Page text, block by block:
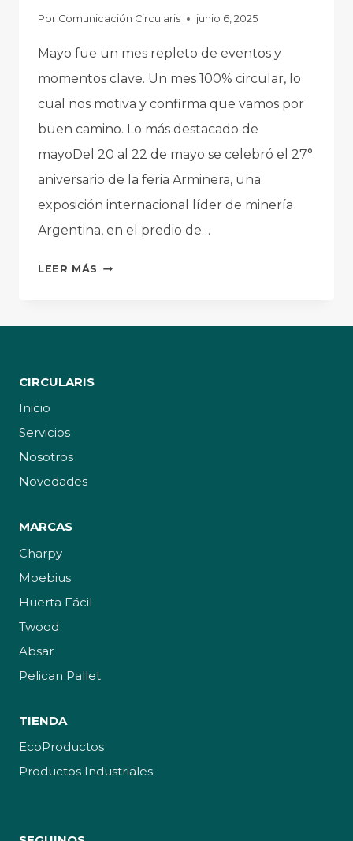
Por Comunicación Circularis junio 6, 2025
Mayo fue un mes repleto de eventos y
momentos clave. Un mes 100% circular, lo
cual nos motiva y confirma que vamos por
buen camino. Lo más destacado de
mayoDel 20 al 22 de mayo se celebró el 27°
aniversario de la feria Arminera, una
exposición internacional líder de minería
Argentina, en el predio de…
LEER MÁS MAYO
UN
CIRCULARIS
Inicio
Servicios
Nosotros
Novedades
MARCAS
Charpy
Moebius
Huerta Fácil
Twood
Absar
Pelican Pallet
TIENDA
EcoProductos
Productos Industriales